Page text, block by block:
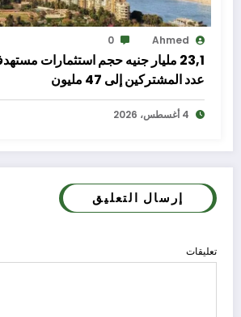
Ahmed
0
23,1 مليار جنيه حجم استثمارات
عدد المشتركين إلى 47 مليون
4 أغسطس، 2026
إرسال التعليق
تعليقات